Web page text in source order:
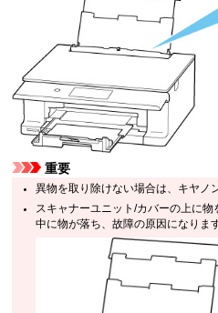
重要
異物を取り除けない場合は、キヤノ
スキャナーユニット/カバーの上に
中に物が落ち、故障の原因になりま